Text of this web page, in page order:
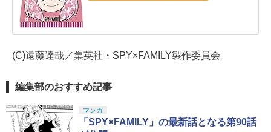
(C)遠藤達哉／集英社・SPY×FAMILY製作委員会
編集部のおすすめ記事
マンガ
「SPY×FAMILY」の最新話となる第90話